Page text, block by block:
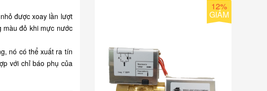
được xoay lần lượt
màu đỏ khi mực nước
nó có thể xuất ra tín
với chỉ báo phụ của
12%
GIẢM